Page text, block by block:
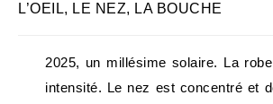
L’OEIL, LE NEZ, LA BOUCHE
2025, un millésime solaire. La
intensité. Le nez est concentré et